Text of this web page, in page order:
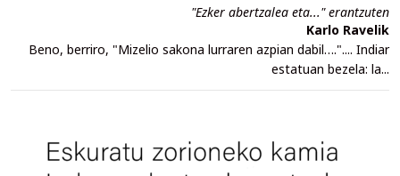
"Ezker abertzalea eta..." erantzuten
Karlo Ravelik
Beno, berriro, "Mizelio sakona lurraren azpian dabil….".... Indiar
estatuan bezela: la...